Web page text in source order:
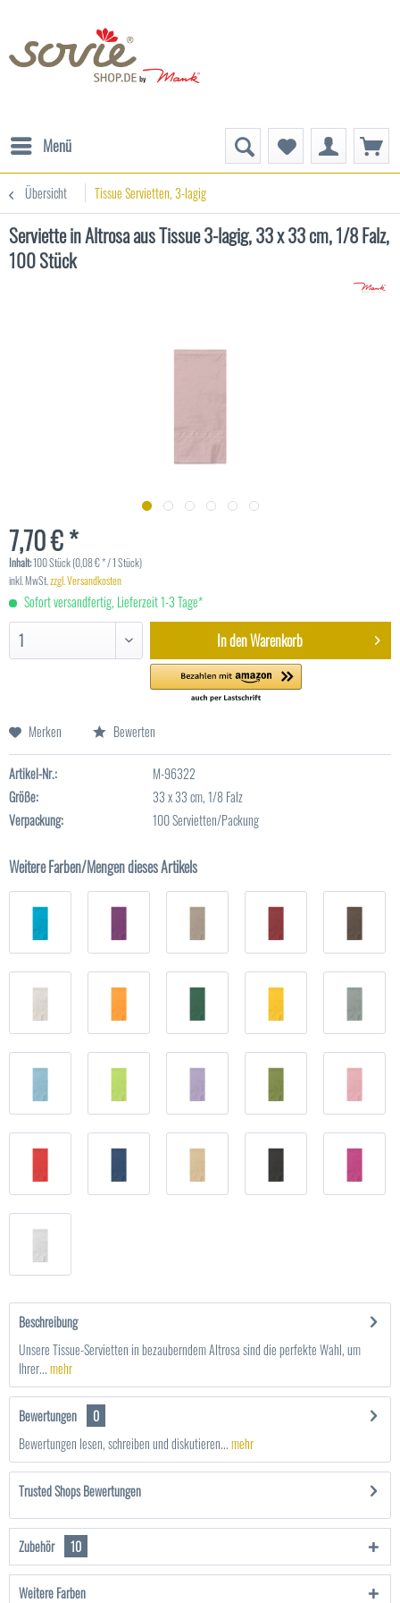
Menü
Übersicht Tissue Servietten, 3-lagig
Serviette in Altrosa aus Tissue 3-lagig, 33 x 33 cm, 1/8 Falz,
100 Stück
7,70 € *
Inhalt:100 Stück (0,08 € * / 1 Stück)
inkl. MwSt.zzgl. Versandkosten
Sofort versandfertig, Lieferzeit 1-3 Tage*
In denWarenkorb
Merken Bewerten
Artikel-Nr.:
M-96322
Größe:
33 x 33 cm, 1/8 Falz
Verpackung:
100 Servietten/Packung
Weitere Farben/Mengen dieses Artikels
Beschreibung
Unsere Tissue-Servietten in bezauberndem Altrosa sind die perfekte Wahl, um
Ihrer...mehr
Bewertungen
0
Bewertungen lesen, schreiben und diskutieren...mehr
Trusted Shops Bewertungen
Zubehör 10
Weitere Farben